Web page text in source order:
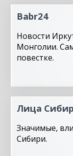
Babr24
Новости
Монголии.
повестке.
Лица
Значимые,
Сибири.